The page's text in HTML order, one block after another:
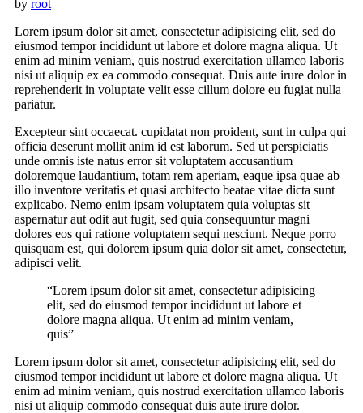
by root
Lorem ipsum dolor sit amet, consectetur adipisicing elit, sed do
eiusmod tempor incididunt ut labore et dolore magna aliqua. Ut
enim ad minim veniam, quis nostrud exercitation ullamco laboris
nisi ut aliquip ex ea commodo consequat. Duis aute irure dolor in
reprehenderit in voluptate velit esse cillum dolore eu fugiat nulla
pariatur.
Excepteur sint occaecat. cupidatat non proident, sunt in culpa qui
officia deserunt mollit anim id est laborum. Sed ut perspiciatis
unde omnis iste natus error sit voluptatem accusantium
doloremque laudantium, totam rem aperiam, eaque ipsa quae ab
illo inventore veritatis et quasi architecto beatae vitae dicta sunt
explicabo. Nemo enim ipsam voluptatem quia voluptas sit
aspernatur aut odit aut fugit, sed quia consequuntur magni
dolores eos qui ratione voluptatem sequi nesciunt. Neque porro
quisquam est, qui dolorem ipsum quia dolor sit amet, consectetur,
adipisci velit.
“Lorem ipsum dolor sit amet, consectetur adipisicing
elit, sed do eiusmod tempor incididunt ut labore et
dolore magna aliqua. Ut enim ad minim veniam,
quis”
Lorem ipsum dolor sit amet, consectetur adipisicing elit, sed do
eiusmod tempor incididunt ut labore et dolore magna aliqua. Ut
enim ad minim veniam, quis nostrud exercitation ullamco laboris
nisi ut aliquip commodo consequat duis aute irure dolor.